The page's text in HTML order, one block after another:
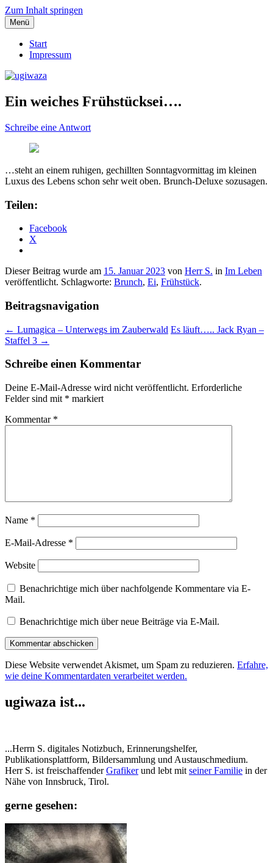
Zum Inhalt springen
ugiwaza
Menü
Start
Impressum
Ein weiches Frühstücksei….
Schreibe eine Antwort
…steht an einem ruhigen, gechillten Sonntagvormittag im kleinen
Luxus des Lebens schon sehr weit oben. Brunch-Deluxe sozusagen.
Teilen:
Facebook
X
Dieser Beitrag wurde am 15. Januar 2023 von Herr S. in Im Leben
veröffentlicht. Schlagworte: Brunch, Ei, Frühstück.
Beitragsnavigation
← Lumagica – Unterwegs im Zauberwald Es läuft….. Jack Ryan –
Staffel 3 →
Schreibe einen Kommentar
Deine E-Mail-Adresse wird nicht veröffentlicht. Erforderliche
Felder sind mit * markiert
Kommentar *
Name *
E-Mail-Adresse *
Website
Benachrichtige mich über nachfolgende Kommentare via E-
Mail.
Benachrichtige mich über neue Beiträge via E-Mail.
Diese Website verwendet Akismet, um Spam zu reduzieren. Erfahre,
wie deine Kommentardaten verarbeitet werden.
ugiwaza ist...
...Herrn S. digitales Notizbuch, Erinnerungshelfer,
Publikationsplattform, Bildersammlung und Austauschmedium.
Herr S. ist freischaffenderGrafikerund lebt mit seiner Familie in der
Nähe von Innsbruck, Tirol.
gerne gesehen: